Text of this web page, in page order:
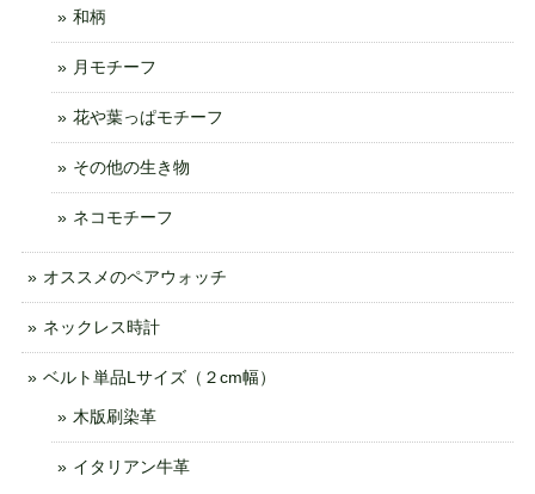
和柄
月モチーフ
花や葉っぱモチーフ
その他の生き物
ネコモチーフ
オススメのペアウォッチ
ネックレス時計
ベルト単品Lサイズ（２cm幅）
木版刷染革
イタリアン牛革